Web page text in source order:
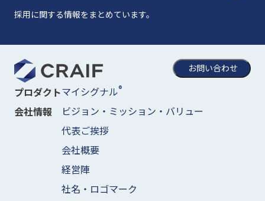
採用に関する情報をまとめています。
お問い合わせ
プロダクトマイシグナル®
会社情報
ビジョン・ミッション・バリュー
代表ご挨拶
会社概要
経営陣
社名・ロゴマーク